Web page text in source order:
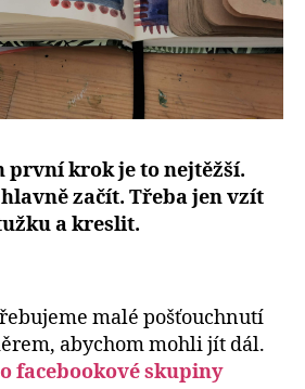
první krok je to nejtěžší.
začít. Třeba jen vzít
a kreslit.
malé pošťouchnutí
abychom mohli jít dál.
facebookové skupiny